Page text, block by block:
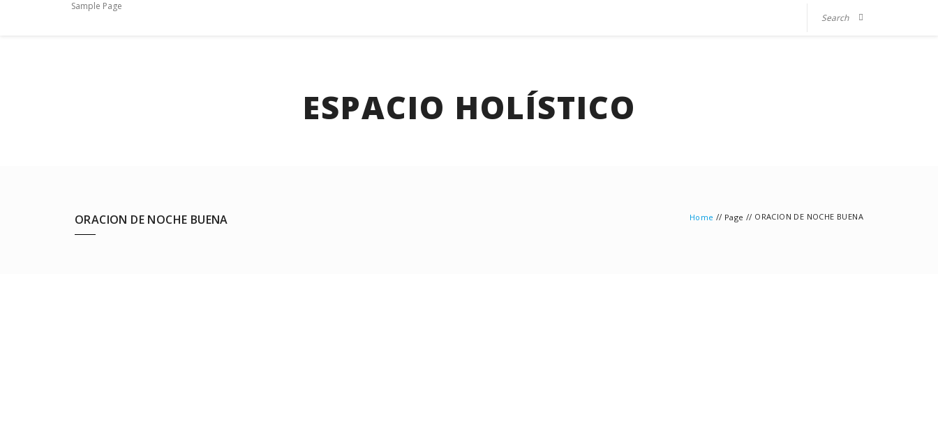
Sample Page
ESPACIO HOLÍSTICO
ORACION DE NOCHE BUENA Home // Page // ORACION DE NOCHE BUENA